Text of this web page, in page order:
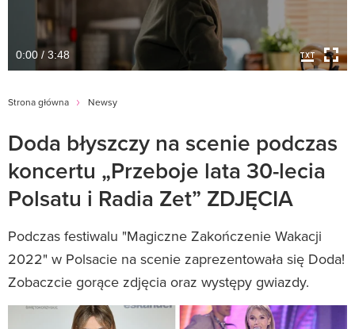
0:00 / 3:48
Strona główna Newsy
Doda błyszczy na scenie podczas
koncertu „Przeboje lata 30-lecia
Polsatu i Radia Zet” ZDJĘCIA
Podczas festiwalu "Magiczne Zakończenie Wakacji
2022" w Polsacie na scenie zaprezentowała się Doda!
Zobaczcie gorące zdjęcia oraz występy gwiazdy.